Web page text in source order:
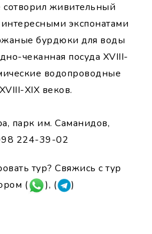
сотворил живительный
экспонатами
бурдюки для воды
чеканная посуда XVIII-
водопроводные
XIX веков.
парк им. Саманидов,
224-39-02
тур? Свяжись с тур
(
), ( )